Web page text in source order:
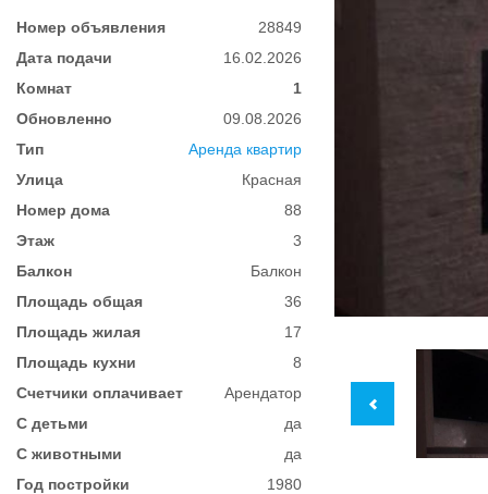
Номер объявления
28849
Дата подачи
16.02.2026
Комнат
1
Обновленно
09.08.2026
Тип
Аренда квартир
Улица
Красная
Номер дома
88
Этаж
3
Балкон
Балкон
Площадь общая
36
Площадь жилая
17
Площадь кухни
8
Счетчики оплачивает
Арендатор
С детьми
да
С животными
да
Год постройки
1980